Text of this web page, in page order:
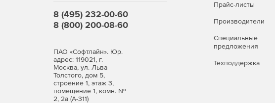
8 (495) 232-00-60
8 (800) 200-08-60
ПАО «Софтлайн». Юр.
адрес: 119021, г.
Москва, ул. Льва
Толстого, дом 5,
строение 1, этаж 3,
помещение 1, комн. №
2, 2а (А-311)
Прайс-листы
Производители
Специальные
предложения
Техподдержка